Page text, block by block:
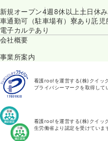
新規オープン4週8休以上 土日休み
車通勤可（駐車場有） 寮あり託児
電子カルテあり
会社概要
事業所案内
看護roo!を運営する(株)クイッ
プライバシーマークを取得して
看護roo!を運営する(株)クイッ
生労働省より認定を受けていま